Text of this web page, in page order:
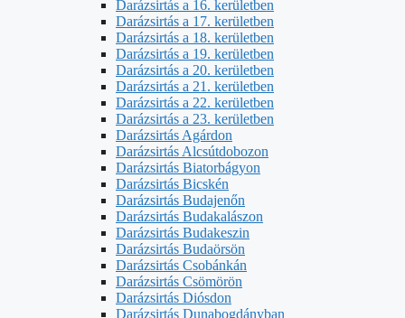
Darázsirtás a 16. kerületben
Darázsirtás a 17. kerületben
Darázsirtás a 18. kerületben
Darázsirtás a 19. kerületben
Darázsirtás a 20. kerületben
Darázsirtás a 21. kerületben
Darázsirtás a 22. kerületben
Darázsirtás a 23. kerületben
Darázsirtás Agárdon
Darázsirtás Alcsútdobozon
Darázsirtás Biatorbágyon
Darázsirtás Bicskén
Darázsirtás Budajenőn
Darázsirtás Budakalászon
Darázsirtás Budakeszin
Darázsirtás Budaörsön
Darázsirtás Csobánkán
Darázsirtás Csömörön
Darázsirtás Diósdon
Darázsirtás Dunabogdányban